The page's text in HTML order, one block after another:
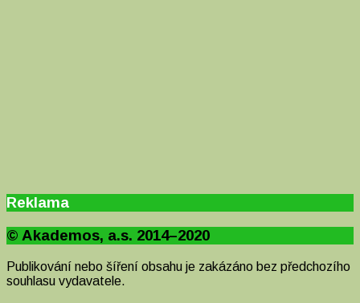
Reklama
© Akademos, a.s. 2014–2020
Publikování nebo šíření obsahu je zakázáno bez předchozího
souhlasu vydavatele.